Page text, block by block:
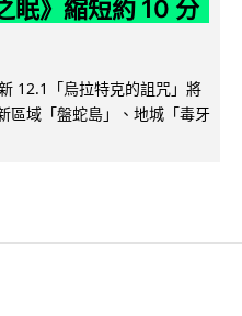
眠》縮短約 10 分
12.1「烏拉特克的詛咒」將
區域「盤蛇島」、地城「毒牙